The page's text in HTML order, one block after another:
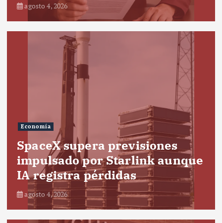
agosto 4, 2026
Economía
SpaceX supera previsiones
impulsado por Starlink aunque
IA registra pérdidas
agosto 4, 2026